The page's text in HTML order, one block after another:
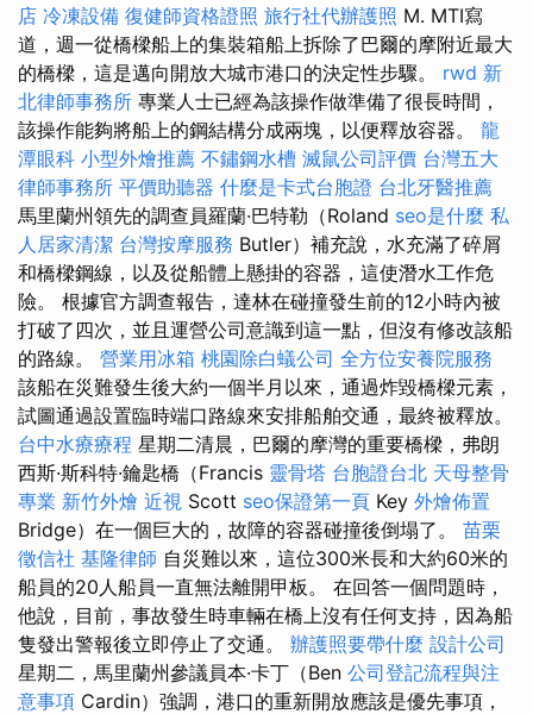
店 冷凍設備 復健師資格證照 旅行社代辦護照 M. MTI寫
道，週一從橋樑船上的集裝箱船上拆除了巴爾的摩附近最大
的橋樑，這是邁向開放大城市港口的決定性步驟。 rwd 新
北律師事務所 專業人士已經為該操作做準備了很長時間，
該操作能夠將船上的鋼結構分成兩塊，以便釋放容器。 龍
潭眼科 小型外燴推薦 不鏽鋼水槽 滅鼠公司評價 台灣五大
律師事務所 平價助聽器 什麼是卡式台胞證 台北牙醫推薦
馬里蘭州領先的調查員羅蘭·巴特勒（Roland seo是什麼 私
人居家清潔 台灣按摩服務 Butler）補充說，水充滿了碎屑
和橋樑鋼線，以及從船體上懸掛的容器，這使潛水工作危
險。 根據官方調查報告，達林在碰撞發生前的12小時內被
打破了四次，並且運營公司意識到這一點，但沒有修改該船
的路線。 營業用冰箱 桃園除白蟻公司 全方位安養院服務
該船在災難發生後大約一個半月以來，通過炸毀橋樑元素，
試圖通過設置臨時端口路線來安排船舶交通，最終被釋放。
台中水療療程 星期二清晨，巴爾的摩灣的重要橋樑，弗朗
西斯·斯科特·鑰匙橋（Francis 靈骨塔 台胞證台北 天母整骨
專業 新竹外燴 近視 Scott seo保證第一頁 Key 外燴佈置
Bridge）在一個巨大的，故障的容器碰撞後倒塌了。 苗栗
徵信社 基隆律師 自災難以來，這位300米長和大約60米的
船員的20人船員一直無法離開甲板。 在回答一個問題時，
他說，目前，事故發生時車輛在橋上沒有任何支持，因為船
隻發出警報後立即停止了交通。 辦護照要帶什麼 設計公司
星期二，馬里蘭州參議員本·卡丁（Ben 公司登記流程與注
意事項 Cardin）強調，港口的重新開放應該是優先事項，